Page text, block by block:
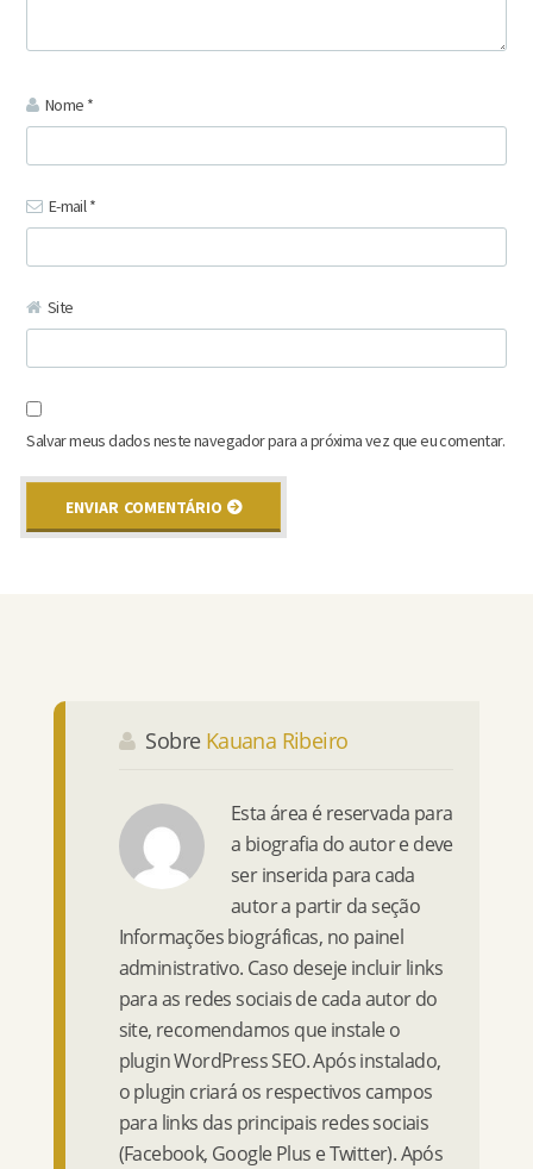
Nome *
E-mail*
Site
Salvar meus dados neste navegador para a próxima vez que eu comentar.
Sobre Kauana Ribeiro
Esta área é reservada para
a biografia do autor e deve
ser inserida para cada
autor a partir da seção
Informações biográficas, no painel
administrativo. Caso deseje incluir links
para as redes sociais de cada autor do
site, recomendamos que instale o
plugin WordPress SEO. Após instalado,
o plugin criará os respectivos campos
para links das principais redes sociais
(Facebook, Google Plus e Twitter). Após